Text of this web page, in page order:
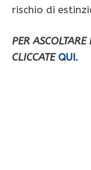
rischio di
PER
CLICCATE QUI.